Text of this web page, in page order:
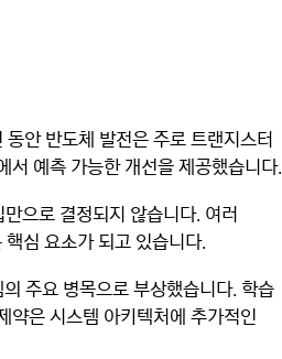
안 반도체 발전은 주로 트랜지스터
서 예측 가능한 개선을 제공했습니다.
으로 결정되지 않습니다. 여러
심 요소가 되고 있습니다.
주요 병목으로 부상했습니다. 학습
약은 시스템 아키텍처에 추가적인